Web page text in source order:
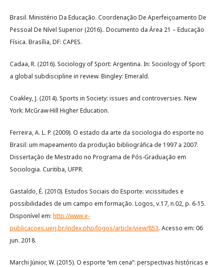
Brasil. Ministério Da Educação. Coordenação De Aperfeiçoamento De
Pessoal De Nível Superior (2016).. Documento da Área 21 – Educação
Física. Brasília, DF: CAPES.
Cadaa, R. (2016). Sociology of Sport: Argentina. In: Sociology of Sport:
a global subdiscipline in review. Bingley: Emerald.
Coakley, J. (2014). Sports in Society: issues and controversies. New
York: McGraw-Hill Higher Education.
Ferreira, A. L. P. (2009). O estado da arte da sociologia do esporte no
Brasil: um mapeamento da produção bibliográfica de 1997 a 2007.
Dissertação de Mestrado no Programa de Pós-Graduação em
Sociologia. Curitiba, UFPR.
Gastaldo, É. (2010). Estudos Sociais do Esporte: vicissitudes e
possibilidades de um campo em formação. Logos, v.17, n.02, p. 6-15.
Disponível em: http://www.e-
publicacoes.uerj.br/index.php/logos/article/view/853. Acesso em: 06
jun. 2018.
Marchi Júnior, W. (2015). O esporte “em cena”: perspectivas históricas e